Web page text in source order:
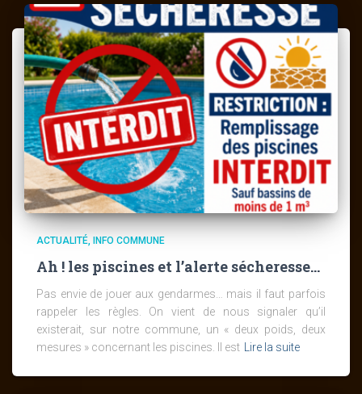
ACTUALITÉ INFO COMMUNE
Ah ! les piscines et l’alerte sécheresse…
Pas envie de jouer aux gendarmes… mais il faut parfois
rappeler les règles. On vient de nous signaler qu’il
existerait, sur notre commune, un « deux poids, deux
mesures » concernant les piscines. Il est
Lire la suite